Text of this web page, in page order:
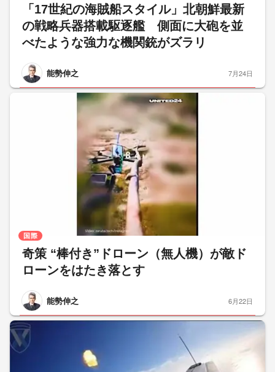
「17世紀の海賊船スタイル」北朝鮮最新
の戦略兵器搭載駆逐艦 側面に大砲を並
べたような強力な機関銃がズラリ
能勢伸之 7月24日
奇策 “棒付き”ドローン（無人機）が敵ド
ローンをはたき落とす
能勢伸之
国際
6月22日